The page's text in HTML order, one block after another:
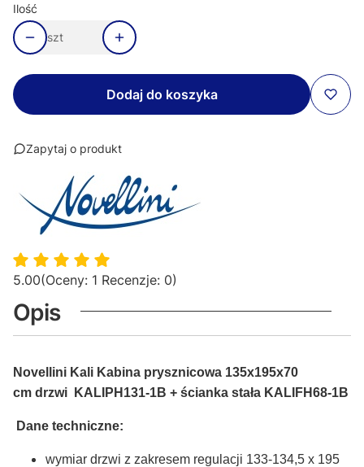
Ilość
szt
Dodaj do koszyka
Zapytaj o produkt
5.00(Oceny: 1 Recenzje: 0)
Opis
Novellini Kali Kabina prysznicowa 135x195x70
cm drzwi KALIPH131-1B + ścianka stała KALIFH68-1B
Dane techniczne:
wymiar drzwi z zakresem regulacji 133-134,5 x 195